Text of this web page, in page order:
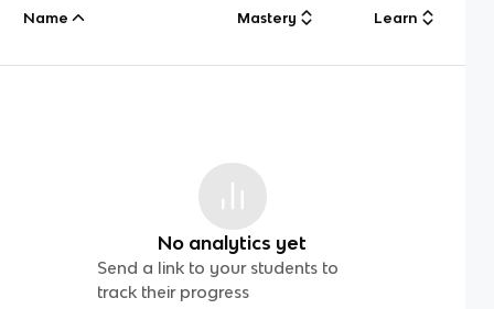
Name Mastery Learn
No analytics yet
Send a link to your students to
track their progress